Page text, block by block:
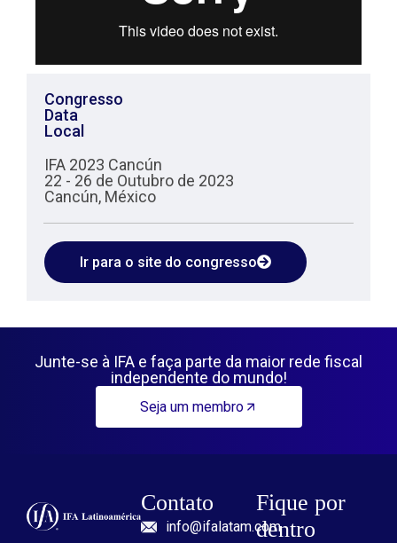
Congresso
Data
Local
IFA 2023 Cancún
22 - 26 de Outubro de 2023
Cancún, México
Ir para o site do congresso
Junte-se à IFA e faça parte da maior rede fiscal
independente do mundo!
Seja um membro
Contato
info@ifalatam.com
Fique por
dentro